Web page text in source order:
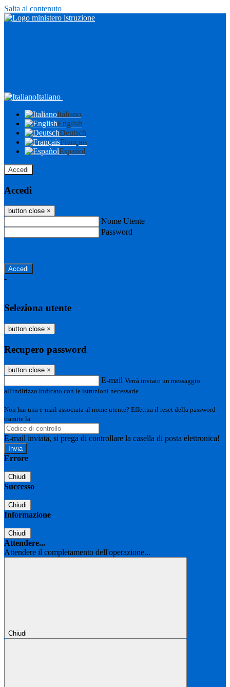
Salta al contenuto
Italiano
Italiano
English
Deutsch
Français
Español
Accedi
Accedi
button close ×
Nome Utente
Password
-
Seleziona utente
button close ×
Recupero password
button close ×
E-mail Verrà inviato un messaggio
all'indirizzo indicato con le istruzioni necessarie.
Non hai una e-mail associata al nome utente? Effettua il reset della password
tramite la
E-mail inviata, si prega di controllare la casella di posta elettronica!
Errore
Chiudi
Successo
Chiudi
Informazione
Chiudi
Attendere...
Attendere il completamento dell'operazione...
Chiudi